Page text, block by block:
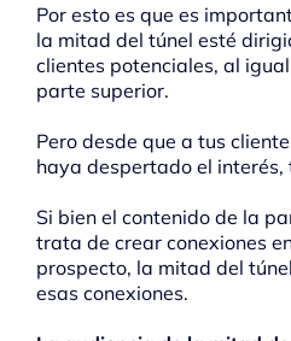
Por esto es que es
la mitad del túnel esté
clientes potenciales, al
parte superior.
Pero desde que a tus
haya despertado el interés,
Si bien el contenido de la
trata de crear conexiones
prospecto, la mitad del
esas conexiones.